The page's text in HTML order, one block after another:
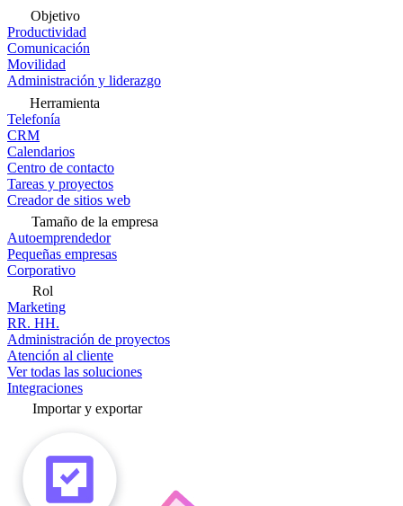
Objetivo
Productividad
Comunicación
Movilidad
Administración y liderazgo
Herramienta
Telefonía
CRM
Calendarios
Centro de contacto
Tareas y proyectos
Creador de sitios web
Tamaño de la empresa
Autoemprendedor
Pequeñas empresas
Corporativo
Rol
Marketing
RR. HH.
Administración de proyectos
Atención al cliente
Ver todas las soluciones
Integraciones
Importar y exportar